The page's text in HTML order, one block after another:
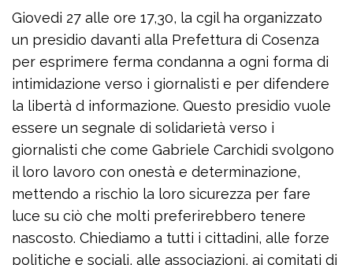
Giovedi 27 alle ore 17,30, la cgil ha organizzato
un presidio davanti alla Prefettura di Cosenza
per esprimere ferma condanna a ogni forma di
intimidazione verso i giornalisti e per difendere
la libertà d informazione. Questo presidio vuole
essere un segnale di solidarietà verso i
giornalisti che come Gabriele Carchidi svolgono
il loro lavoro con onestà e determinazione,
mettendo a rischio la loro sicurezza per fare
luce su ciò che molti preferirebbero tenere
nascosto. Chiediamo a tutti i cittadini, alle forze
politiche e sociali, alle associazioni, ai comitati di